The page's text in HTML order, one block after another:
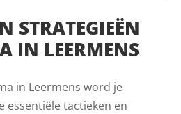
STRATEGIEËN
IN LEERMENS
in Leermens word je
essentiële tactieken en